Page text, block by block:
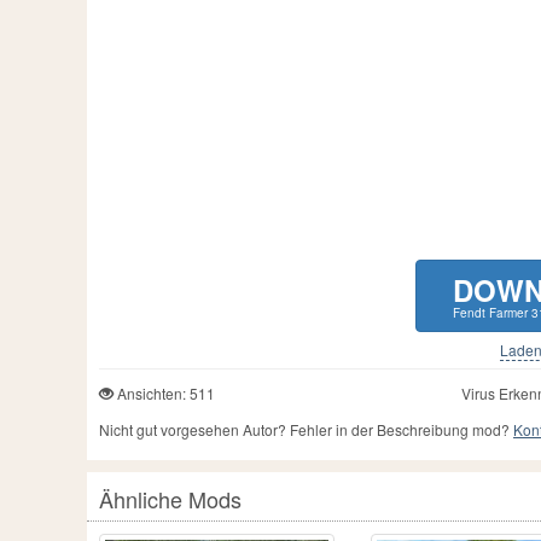
Fendt Farmer
Ansichten: 511 Virus
Nicht gut vorgesehen Autor? Fehler in der Beschreibung mod?
Ähnliche Mods